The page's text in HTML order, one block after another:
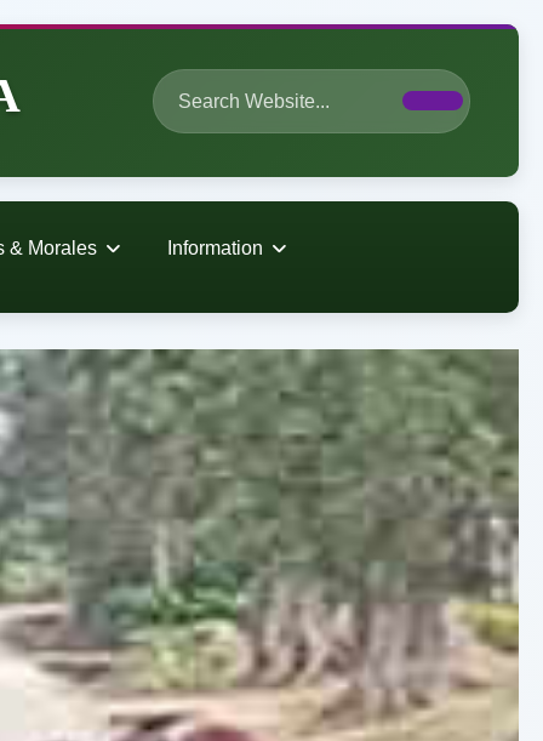
& Morales Information